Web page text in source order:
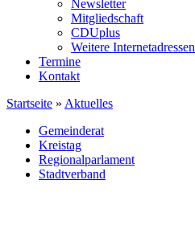
Newsletter
Mitgliedschaft
CDUplus
Weitere Internetadressen
Termine
Kontakt
Startseite » Aktuelles
Gemeinderat
Kreistag
Regionalparlament
Stadtverband